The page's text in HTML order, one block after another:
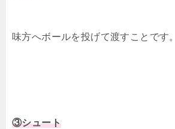
味方へボールを投げて渡すことです。
③シュート